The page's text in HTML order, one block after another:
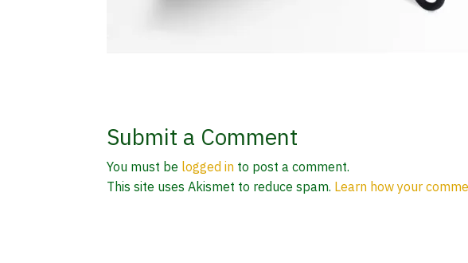
Submit a Comment
You must be logged into post a comment.
This site uses Akismet to reduce spam. Learn how your